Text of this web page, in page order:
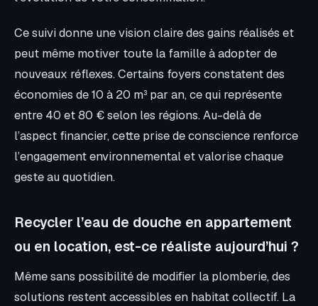
Ce suivi donne une vision claire des gains réalisés et
peut même motiver toute la famille à adopter de
nouveaux réflexes. Certains foyers constatent des
économies de 10 à 20 m³ par an, ce qui représente
entre 40 et 80 € selon les régions. Au-delà de
l’aspect financier, cette prise de conscience renforce
l’engagement environnemental et valorise chaque
geste au quotidien.
Recycler l’eau de douche en appartement
ou en location, est-ce réaliste aujourd’hui ?
Même sans possibilité de modifier la plomberie, des
solutions restent accessibles en habitat collectif. La